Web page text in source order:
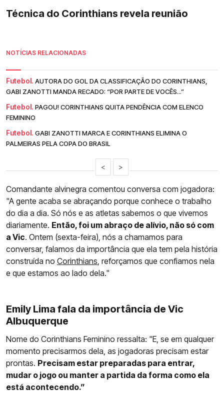
Técnica do Corinthians revela reunião
NOTÍCIAS RELACIONADAS
Futebol. AUTORA DO GOL DA CLASSIFICAÇÃO DO CORINTHIANS,
GABI ZANOTTI MANDA RECADO: “POR PARTE DE VOCÊS...”
Futebol. PAGOU! CORINTHIANS QUITA PENDÊNCIA COM ELENCO
FEMININO
Futebol. GABI ZANOTTI MARCA E CORINTHIANS ELIMINA O
PALMEIRAS PELA COPA DO BRASIL
< >
Comandante alvinegra comentou conversa com jogadora:
"A gente acaba se abraçando porque conhece o trabalho
do dia a dia. Só nós e as atletas sabemos o que vivemos
diariamente. Então, foi um abraço de alívio, não só com
a Vic. Ontem (sexta-feira), nós a chamamos para
conversar, falamos da importância que ela tem pela história
construída no Corinthians , reforçamos que confiamos nela
e que estamos ao lado dela."
Emily Lima fala da importância de Vic
Albuquerque
Nome do Corinthians Feminino ressalta: "E, se em qualquer
momento precisarmos dela, as jogadoras precisam estar
prontas. Precisam estar preparadas para entrar,
mudar o jogo ou manter a partida da forma como ela
está acontecendo.”